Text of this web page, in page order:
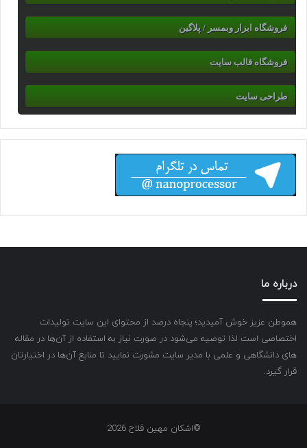
فروشگاه ابزار وبمسر / پلاگین
فروشگاه قالب سایت
طراحی سایت
درباره ما
هموطن عزیز خوش آمیدید؛ پنجاه درصد از محتوای این سایت تولیدات
اختصاصی است لذا توصیه می‌شود در صورت نیاز به استفاده از آن‌ها در مقاله
های دانشگاهی و علمی با مدیر سایت مشورت نمایید تا منابع آن‌ها در اختیارتان
قرار گیرد.
©اشکان مهین فلاح 2026